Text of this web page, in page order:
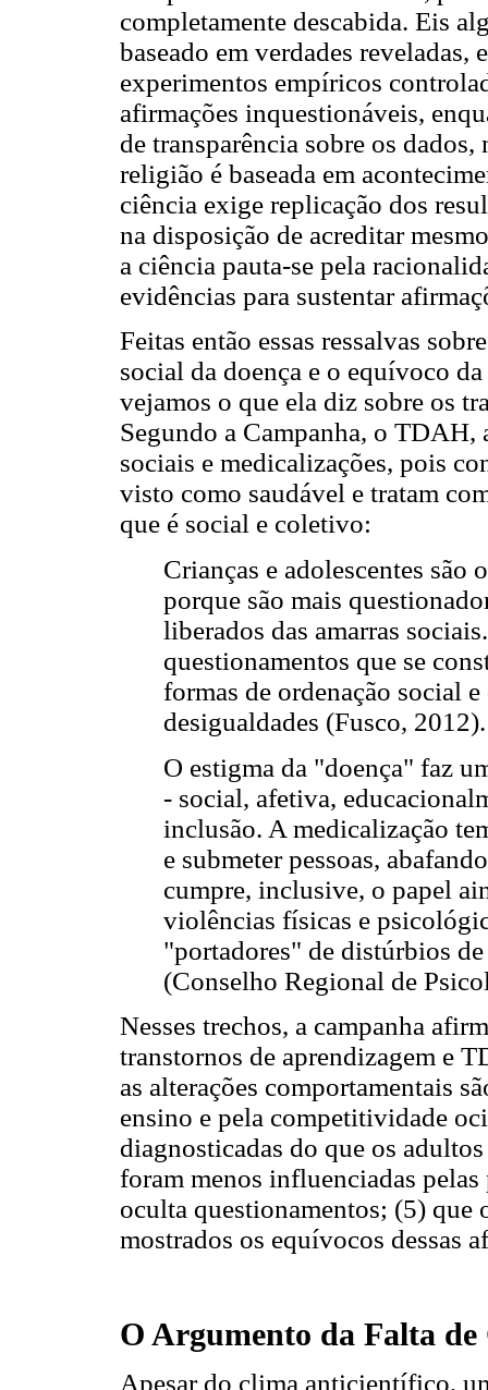
completamente descabida. Eis
baseado em verdades reveladas,
experimentos empíricos
afirmações inquestionáveis,
de transparência sobre os
religião é baseada em
ciência exige replicação dos
na disposição de acreditar
a ciência pauta-se pela
evidências para sustentar
Feitas então essas ressalvas
social da doença e o equívoco
vejamos o que ela diz sobre os
Segundo a Campanha, o TDAH,
sociais e medicalizações, pois
visto como saudável e tratam
que é social e coletivo:
Crianças e adolescentes
porque são mais
liberados das amarras
questionamentos que se
formas de ordenação social
desigualdades (Fusco, 2012).
O estigma da "doença" faz
- social, afetiva,
inclusão. A medicalização
e submeter pessoas,
cumpre, inclusive, o papel
violências físicas e
"portadores" de distúrbios
(Conselho Regional de
Nesses trechos, a campanha
transtornos de aprendizagem e
as alterações comportamentais
ensino e pela competitividade
diagnosticadas do que os
foram menos influenciadas
oculta questionamentos; (5) que
mostrados os equívocos dessas
O Argumento da Falta
Apesar do clima anticientífico,